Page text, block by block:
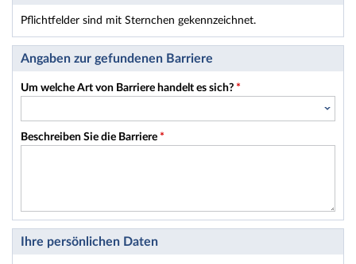
Pflichtfelder sind mit Sternchen gekennzeichnet.
Dieses Formular enthält Pflichtfelder.
Angaben zur gefundenen Barriere
Um welche Art von Barriere handelt es sich? *
Beschreiben Sie die Barriere *
Ihre persönlichen Daten